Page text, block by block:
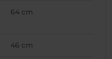
64 cm
46 cm